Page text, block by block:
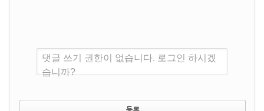
댓글 쓰기 권한이 없습니다. 로그인 하시겠
습니까?